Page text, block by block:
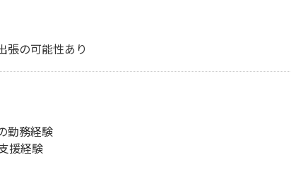
張の可能性あり
勤務経験
援経験